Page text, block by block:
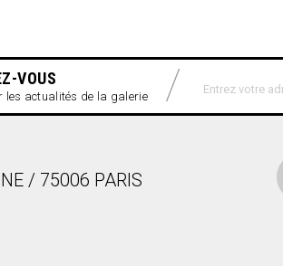
VOUS
les actualités de la galerie
/ 75006 PARIS